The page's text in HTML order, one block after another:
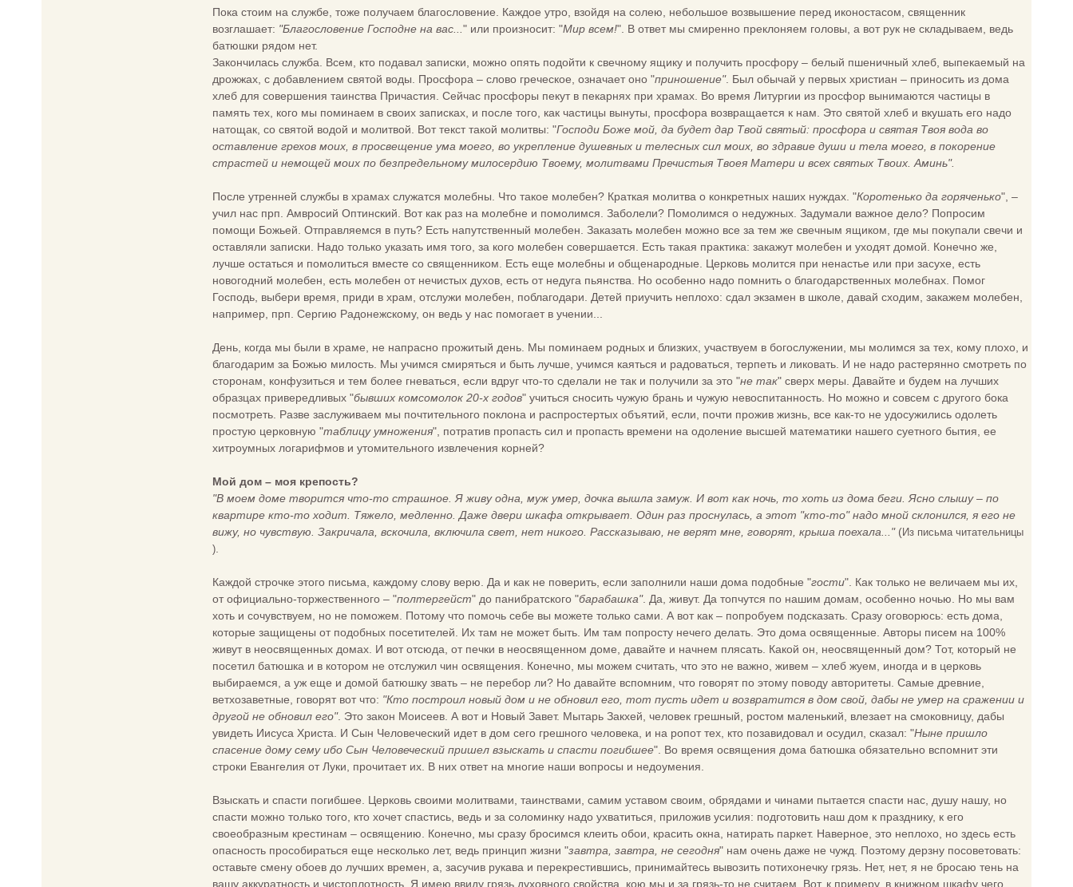
Пока стоим на службе, тоже получаем благословение. Каждое утро, взойдя на солею, небольшое возвышение перед иконостасом, священник
возглашает: "Благословение Господне на вас... " или произносит: "Мир всем!". В ответ мы смиренно преклоняем головы, а вот рук не складываем, ведь
батюшки рядом нет.
Закончилась служба. Всем, кто подавал записки, можно опять подойти к свечному ящику и получить просфору – белый пшеничный хлеб, выпекаемый на
дрожжах, с добавлением святой воды. Просфора – слово греческое, означает оно "приношение". Был обычай у первых христиан – приносить из дома
хлеб для совершения таинства Причастия. Сейчас просфоры пекут в пекарнях при храмах. Во время Литургии из просфор вынимаются частицы в
память тех, кого мы поминаем в своих записках, и после того, как частицы вынуты, просфора возвращается к нам. Это святой хлеб и вкушать его надо
натощак, со святой водой и молитвой. Вот текст такой молитвы: "Господи Боже мой, да будет дар Твой святый: просфора и святая Твоя вода во
оставление грехов моих, в просвещение ума моего, во укрепление душевных и телесных сил моих, во здравие души и тела моего, в покорение
страстей и немощей моих по безпредельному милосердию Твоему, молитвами Пречистыя Твоея Матери и всех святых Твоих. Аминь".
После утренней службы в храмах служатся молебны. Что такое молебен? Краткая молитва о конкретных наших нуждах. "Коротенько да горяченько", –
учил нас прп. Амвросий Оптинский. Вот как раз на молебне и помолимся. Заболели? Помолимся о недужных. Задумали важное дело? Попросим
помощи Божьей. Отправляемся в путь? Есть напутственный молебен. Заказать молебен можно все за тем же свечным ящиком, где мы покупали свечи и
оставляли записки. Надо только указать имя того, за кого молебен совершается. Есть такая практика: закажут молебен и уходят домой. Конечно же,
лучше остаться и помолиться вместе со священником. Есть еще молебны и общенародные. Церковь молится при ненастье или при засухе, есть
новогодний молебен, есть молебен от нечистых духов, есть от недуга пьянства. Но особенно надо помнить о благодарственных молебнах. Помог
Господь, выбери время, приди в храм, отслужи молебен, поблагодари. Детей приучить неплохо: сдал экзамен в школе, давай сходим, закажем молебен,
например, прп. Сергию Радонежскому, он ведь у нас помогает в учении...
День, когда мы были в храме, не напрасно прожитый день. Мы поминаем родных и близких, участвуем в богослужении, мы молимся за тех, кому плохо, и
благодарим за Божью милость. Мы учимся смиряться и быть лучше, учимся каяться и радоваться, терпеть и ликовать. И не надо растерянно смотреть по
сторонам, конфузиться и тем более гневаться, если вдруг что-то сделали не так и получили за это "не так" сверх меры. Давайте и будем на лучших
образцах привередливых "бывших комсомолок 20-х годов" учиться сносить чужую брань и чужую невоспитанность. Но можно и совсем с другого бока
посмотреть. Разве заслуживаем мы почтительного поклона и распростертых объятий, если, почти прожив жизнь, все как-то не удосужились одолеть
простую церковную "таблицу умножения", потратив пропасть сил и пропасть времени на одоление высшей математики нашего суетного бытия, ее
хитроумных логарифмов и утомительного извлечения корней?
Мой дом – моя крепость?
"В моем доме творится что-то страшное. Я живу одна, муж умер, дочка вышла замуж. И вот как ночь, то хоть из дома беги. Ясно слышу – по
квартире кто-то ходит. Тяжело, медленно. Даже двери шкафа открывает. Один раз проснулась, а этот "кто-то" надо мной склонился, я его не
вижу, но чувствую. Закричала, вскочила, включила свет, нет никого. Рассказываю, не верят мне, говорят, крыша поехала..."(Из письма читательницы
)
Каждой строчке этого письма, каждому слову верю. Да и как не поверить, если заполнили наши дома подобные "гости". Как только не величаем мы их,
от официально-торжественного – "полтергейст" до панибратского "барабашка". Да, живут. Да топчутся по нашим домам, особенно ночью. Но мы вам
хоть и сочувствуем, но не поможем. Потому что помочь себе вы можете только сами. А вот как – попробуем подсказать. Сразу оговорюсь: есть дома,
которые защищены от подобных посетителей. Их там не может быть. Им там попросту нечего делать. Это дома освященные. Авторы писем на 100%
живут в неосвященных домах. И вот отсюда, от печки в неосвященном доме, давайте и начнем плясать. Какой он, неосвященный дом? Тот, который не
посетил батюшка и в котором не отслужил чин освящения. Конечно, мы можем считать, что это не важно, живем – хлеб жуем, иногда и в церковь
выбираемся, а уж еще и домой батюшку звать – не перебор ли? Но давайте вспомним, что говорят по этому поводу авторитеты. Самые древние,
ветхозаветные, говорят вот что: "Кто построил новый дом и не обновил его, тот пусть идет и возвратится в дом свой, дабы не умер на сражении и
другой не обновил его". Это закон Моисеев. А вот и Новый Завет. Мытарь Закхей, человек грешный, ростом маленький, влезает на смоковницу, дабы
увидеть Иисуса Христа. И Сын Человеческий идет в дом сего грешного человека, и на ропот тех, кто позавидовал и осудил, сказал: "Ныне пришло
спасение дому сему ибо Сын Человеческий пришел взыскать и спасти погибшее". Во время освящения дома батюшка обязательно вспомнит эти
строки Евангелия от Луки, прочитает их. В них ответ на многие наши вопросы и недоумения.
Взыскать и спасти погибшее. Церковь своими молитвами, таинствами, самим уставом своим, обрядами и чинами пытается спасти нас, душу нашу, но
спасти можно только того, кто хочет спастись, ведь и за соломинку надо ухватиться, приложив усилия: подготовить наш дом к празднику, к его
своеобразным крестинам – освящению. Конечно, мы сразу бросимся клеить обои, красить окна, натирать паркет. Наверное, это неплохо, но здесь есть
опасность прособираться еще несколько лет, ведь принцип жизни "завтра, завтра, не сегодня" нам очень даже не чужд. Поэтому дерзну посоветовать:
оставьте смену обоев до лучших времен, а, засучив рукава и перекрестившись, принимайтесь вывозить потихонечку грязь. Нет, нет, я не бросаю тень на
вашу аккуратность и чистоплотность. Я имею ввиду грязь духовного свойства, кою мы и за грязь-то не считаем. Вот, к примеру, в книжном шкафу чего